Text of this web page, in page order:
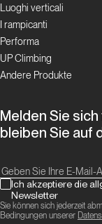
Luoghi verticali
I rampicanti
Performa
UP Climbing
Andere Produkte
Melden Sie
bleiben Sie auf
Ich akzeptiere die
Newsletter
Sie können sich jederzeit
Bedingungen unserer